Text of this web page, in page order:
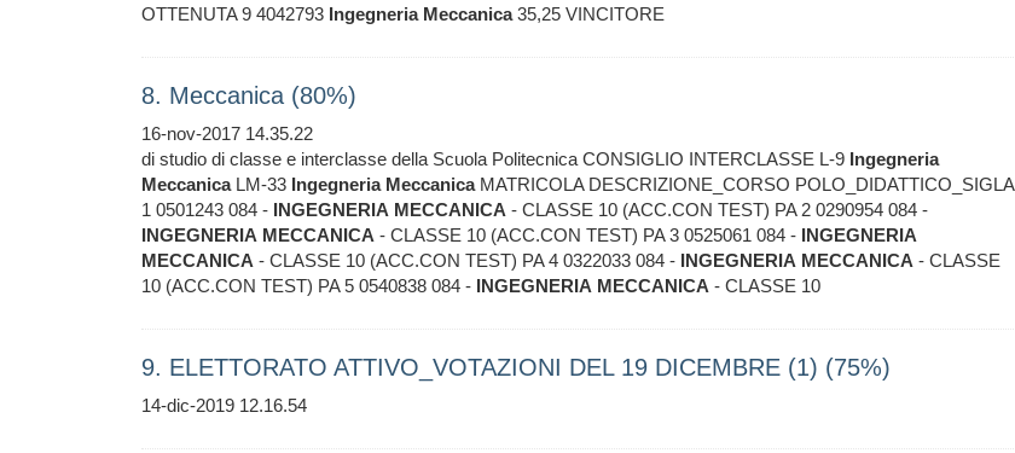
OTTENUTA 9 4042793 Ingegneria Meccanica35,25 VINCITORE
8. Meccanica (80%)
16-nov-2017 14.35.22
di studio di classe e interclasse della Scuola Politecnica CONSIGLIO INTERCLASSE L-9 Ingegneria
MeccanicaLM-33 Ingegneria MeccanicaMATRICOLA DESCRIZIONE_CORSO POLO_DIDATTICO_SIGLA
1 0501243 084 - INGEGNERIA MECCANICA - CLASSE 10 (ACC.CON TEST) PA 2 0290954 084 -
INGEGNERIA MECCANICA - CLASSE 10 (ACC.CON TEST) PA 3 0525061 084 - INGEGNERIA
MECCANICA - CLASSE 10 (ACC.CON TEST) PA 4 0322033 084 - INGEGNERIA MECCANICA - CLASSE
10 (ACC.CON TEST) PA 5 0540838 084 - INGEGNERIA MECCANICA - CLASSE 10
9. ELETTORATO ATTIVO_VOTAZIONI DEL 19 DICEMBRE (1) (75%)
14-dic-2019 12.16.54